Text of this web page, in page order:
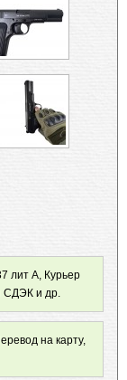
лит А, Курьер
СДЭК и др.
на карту,